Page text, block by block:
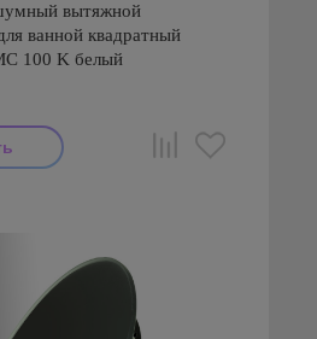
вытяжной
ванной квадратный
100 K белый